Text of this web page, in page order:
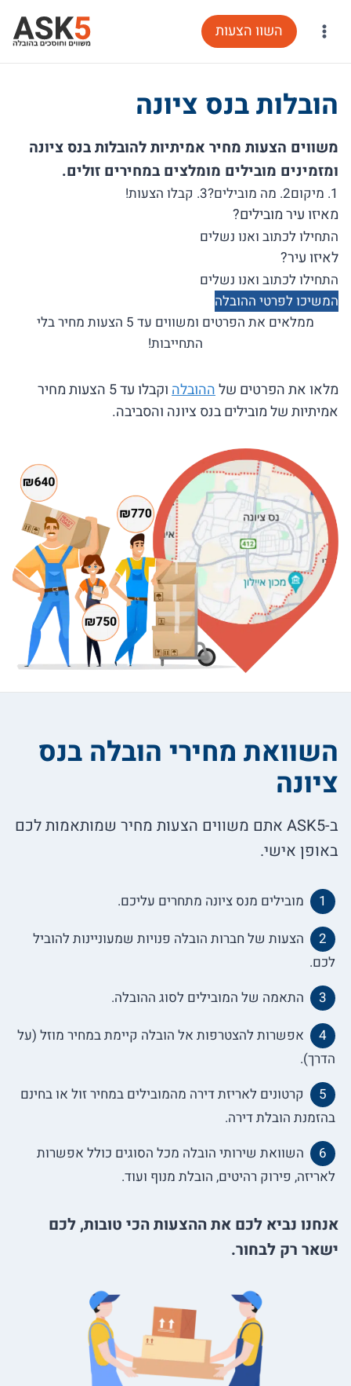
השוו הצעות
הובלות בנס ציונה
משווים הצעות מחיר אמיתיות להובלות בנס ציונה
ומזמינים מובילים מומלצים במחירים זולים.
1. מיקום 2. מה מובילים? 3. קבלו הצעות!
מאיזו עיר מובילים?
לאיזו עיר?
המשיכו לפרטי ההובלה
ממלאים את הפרטים ומשווים עד 5 הצעות מחיר בלי
התחייבות!
מלאו את הפרטים שלההובלה
וקבלו עד 5 הצעות מחיר
אמיתיות של מובילים בנס ציונה והסביבה.
השוואת מחירי הובלה בנס
ציונה
ב-ASK5 אתם משווים הצעות מחיר שמותאמות לכם
באופן אישי.
מובילים מנס ציונה מתחרים עליכם.
הצעות של חברות הובלה פנויות שמעוניינות להוביל
לכם.
התאמה של המובילים לסוג ההובלה.
אפשרות להצטרפות אל הובלה קיימת במחיר מוזל (על
הדרך).
קרטונים לאריזת דירה מהמובילים במחיר זול או בחינם
בהזמנת הובלת דירה.
השוואת שירותי הובלה מכל הסוגים כולל אפשרות
לאריזה, פירוק רהיטים, הובלת מנוף ועוד.
אנחנו נביא לכם את ההצעות הכי טובות, לכם
ישאר רק לבחור.